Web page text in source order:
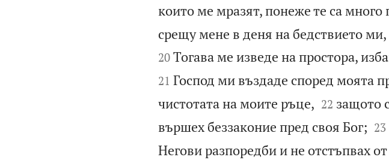
които ме мразят, понеже те са
срещу мене в деня на бедствието
20 Тогава ме изведе на простора,
21 Господ ми въздаде според моята
чистотата на моите ръце, 

22 защото
вършех беззаконие пред своя Бог;
23
Негови разпоредби и не отстъпвах